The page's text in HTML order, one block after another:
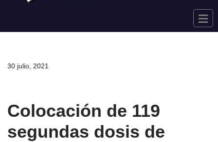
30 julio, 2021
Colocación de 119
segundas dosis de